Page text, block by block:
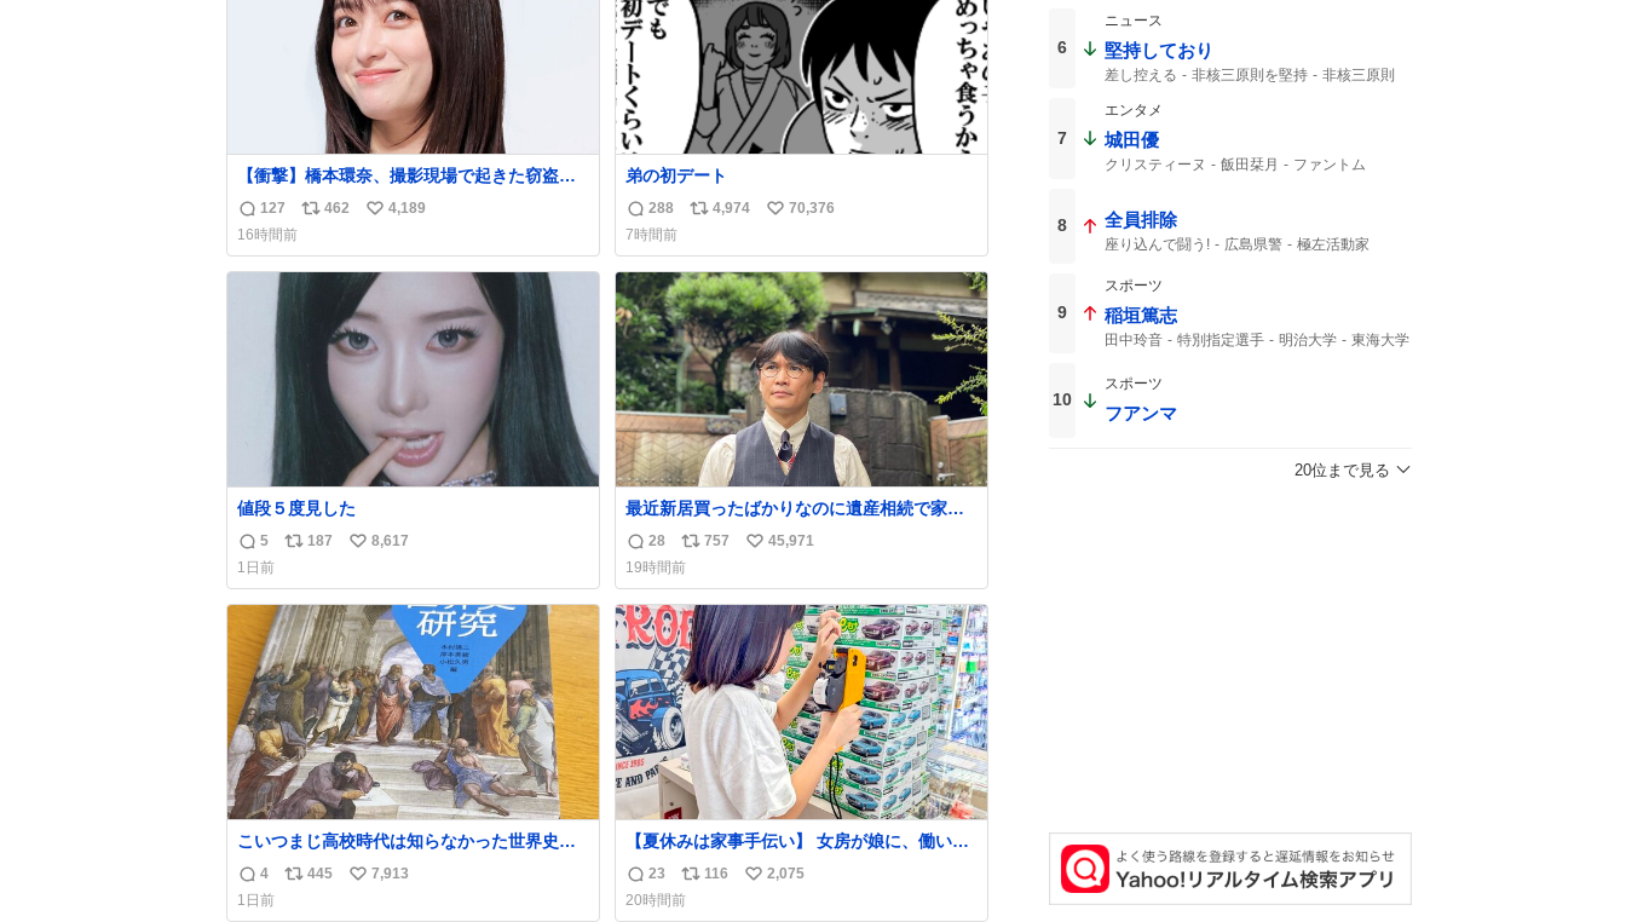
【衝撃】橋本環奈、撮影現場で起きた窃盗事
件を明かす「警察が来てました」
news.livedoor.com/article/detail… 橋本は
「撮影現場で照明さんのケーブルが盗まれ
て…。廃工場とかで撮影してたんですけど。
警察が来てました」と述懐。専門家も「銅の
価値が上がってるんですよね…」と反応し
返
信
数
127
リ
ス
462
い
ね
数
4,189
16時間前
弟の初デート
返
信
数
288
リ
ス
ト
数
4,974
い
ね
数
70,376
7時間前
値段５度見した
返
信
数
5
リ
ス
ト
数
187
い
ね
数
8,617
1日前
最近新居買ったばかりなのに遺産相続で家も
らっちゃった長男
返
信
数
28
リ
ポ
ス
ト
数
757
い
ね
数
45,971
19時間前
こいつまじ高校時代は知らなかった世界史が
溢れすぎてて𝑩𝑰𝑮 𝑳𝑶𝑽𝑬＿＿
返
信
4
リ
445
い
7,913
1日前
【夏休みは家事手伝い】 女房が娘に、働いた
らバイト代もらえば？と言ったら、娘は、い
らない、と言って黙々と働いてくれました。
あとでソフトクリーム買ってやろうと思いま
返
信
23
リ
ポ
116
い
2,075
20時間前
最期の最期まで...
6
ニュース
堅持しており
差し控える 非核三原則を堅持
非核三原則
被爆国として
7
エンタメ
城田優
クリスティーヌ 飯田栞月
ファントム
8 全員排除
座り込んで闘う! 広島県警
極左活動家
9
スポーツ
稲垣篤志
田中玲音 特別指定選手 明治大学
東海大学
10
スポーツ
フアンマ
20位まで見る